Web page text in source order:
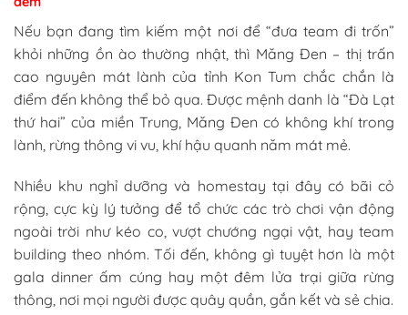
Nếu bạn đang tìm kiếm một nơi để “đưa team đi trốn”
khỏi những ồn ào thường nhật, thì Măng Đen – thị trấn
cao nguyên mát lành của tỉnh Kon Tum chắc chắn là
điểm đến không thể bỏ qua. Được mệnh danh là “Đà Lạt
thứ hai” của miền Trung, Măng Đen có không khí trong
lành, rừng thông vi vu, khí hậu quanh năm mát mẻ.
Nhiều khu nghỉ dưỡng và homestay tại đây có bãi cỏ
rộng, cực kỳ lý tưởng để tổ chức các trò chơi vận động
ngoài trời như kéo co, vượt chướng ngại vật, hay team
building theo nhóm. Tối đến, không gì tuyệt hơn là một
gala dinner ấm cúng hay một đêm lửa trại giữa rừng
thông, nơi mọi người được quây quần, gắn kết và sẻ chia.